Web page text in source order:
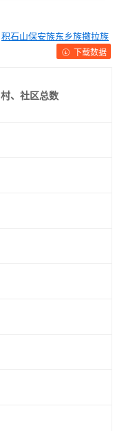
积石山保安族东乡族撒拉族
下载数据
、社区总数